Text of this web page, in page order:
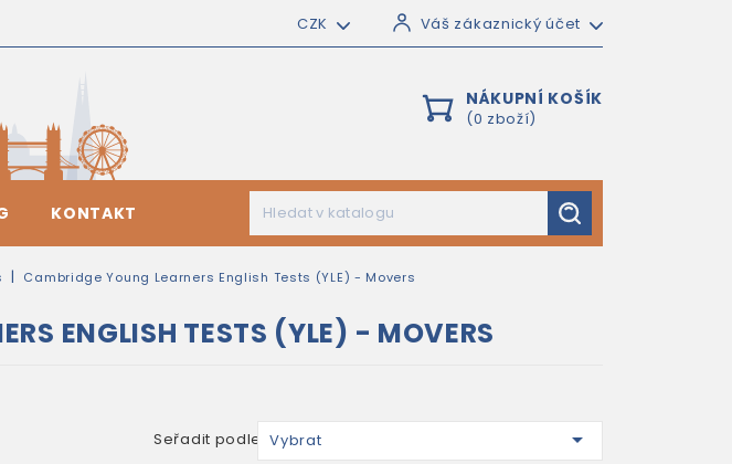
CZK Váš zákaznický účet
NÁKUPNÍ KOŠÍK
(0 zboží)
KONTAKT
Cambridge Young Learners English Tests (YLE) - Movers
ENGLISH TESTS (YLE) - MOVERS
Seřadit podle: Vybrat 